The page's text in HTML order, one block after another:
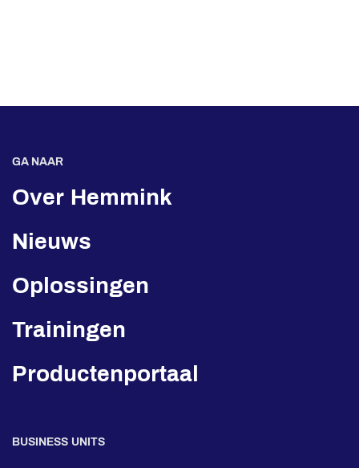
GA NAAR
Over Hemmink
Nieuws
Oplossingen
Trainingen
Productenportaal
BUSINESS UNITS